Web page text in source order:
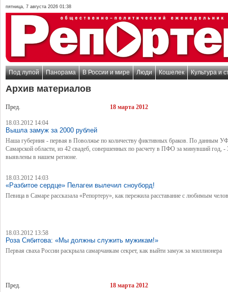
пятница, 7 августа 2026 01:38
Под лупой Панорама В России и мире Люди Кошелек Культура и
Архив материалов
Пред. 18 марта 2012
18.03.2012 14:04
Вышла замуж за 2000 рублей
Наша губерния - первая в Поволжье по количеству фиктивных браков. По данным
Самарской области, из 42 свадеб, совершенных по расчету в ПФО за минувший год, -
выявлены в нашем регионе.
18.03.2012 14:03
«Разбитое сердце» Пелагеи вылечил сноуборд!
Певица в Самаре рассказала «Репортеру», как пережила расставание с любимым
18.03.2012 13:58
Роза Сябитова: «Мы должны служить мужикам!»
Первая сваха России раскрыла самарчанкам секрет, как выйти замуж за миллионера
Пред. 18 марта 2012